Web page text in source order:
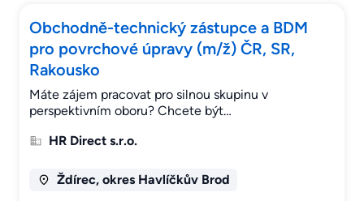
Obchodně-technický zástupce a BDM
pro povrchové úpravy (m/ž) ČR, SR,
Rakousko
Máte zájem pracovat pro silnou skupinu v
perspektivním oboru? Chcete být…
HR Direct s.r.o.
Ždírec, okres Havlíčkův Brod